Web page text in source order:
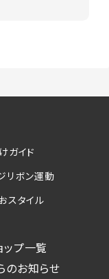
ガイド
リボン運動
スタイル
ップ一覧
のお知らせ